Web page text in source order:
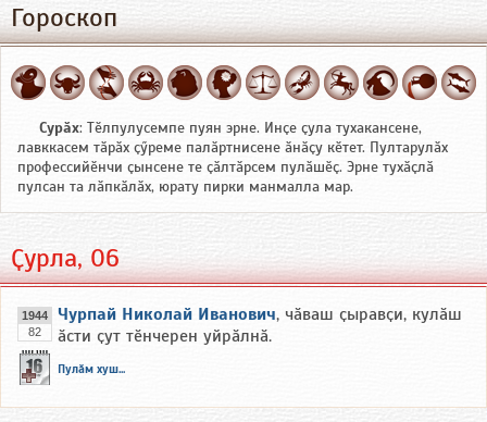
Гороскоп
Сурӑх: Тӗлпулусемпе пуян эрне. Инҫе ҫула тухакансене,
лавккасем тӑрӑх ҫӳреме палӑртнисене ӑнӑҫу кӗтет. Пултарулӑх
профессийӗнчи ҫынсене те ҫӑлтӑрсем пулӑшӗҫ. Эрне тухӑҫлӑ
пулсан та лӑпкӑлӑх, юрату пирки манмалла мар.
Ҫурла, 06
1944
82
Чурпай Николай Иванович, чӑваш ҫыравҫи, кулӑш
ӑсти ҫут тӗнчерен уйрӑлнӑ.
Пулӑм хуш...